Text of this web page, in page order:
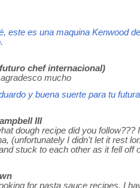
este es una maquina Kenwood
chef internacional)
mucho
y buena suerte para tu
III
dough recipe did you follow???
(unfortunately I didn't let it rest
stuck to each other as it fell off
for pasta sauce recipes. I